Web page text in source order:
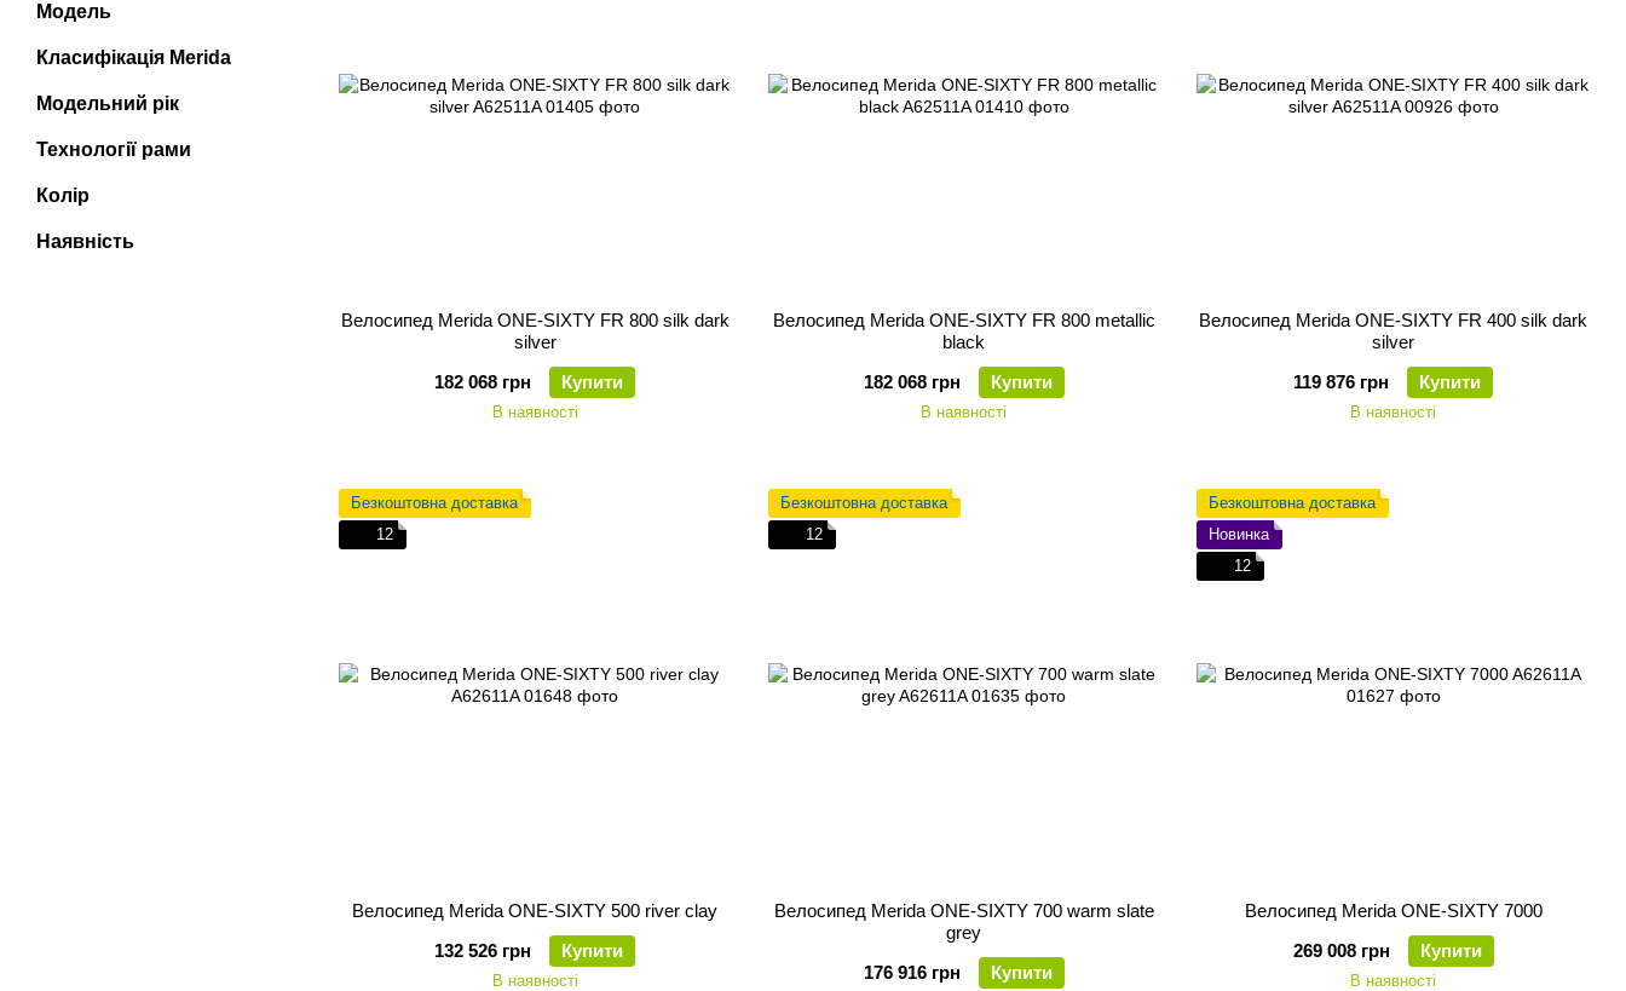
Велосипед Merida ONE-SIXTY FR 800 silk dark
silver
182 068 грн
Купити
В наявності
Велосипед Merida ONE-SIXTY FR 800 metallic
black
182 068 грн
Купити
В наявності
Велосипед Merida ONE-SIXTY FR 400 silk dark
silver
119 876 грн
Купити
В наявності
Безкоштовна доставка
12
Велосипед Merida ONE-SIXTY 500 river clay
132 526 грн
Купити
В наявності
Безкоштовна доставка
12
Велосипед Merida ONE-SIXTY 700 warm slate
grey
176 916 грн
Купити
Безкоштовна доставка
Новинка
12
Велосипед Merida ONE-SIXTY 7000
269 008 грн
Купити
В наявності
Модель
Класифікація Merida
Модельний рік
Технології рами
Колір
Наявність